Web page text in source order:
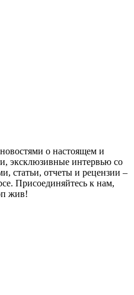
о настоящем и
эксклюзивные интервью со
статьи, отчеты и рецензии –
Присоединяйтесь к нам,
жив!